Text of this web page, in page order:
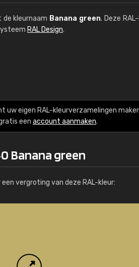
de kleurnaam Banana green. Deze
RAL Design.
uw eigen RAL-kleurverzamelingen
een account aanmaken.
Banana green
vergroting van deze RAL-kleur:
RAL K7